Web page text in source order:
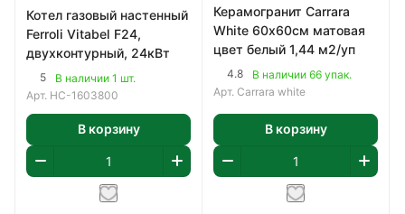
Котел газовый настенный
Ferroli Vitabel F24,
двухконтурный, 24кВт
5
В наличии 1 шт.
Арт. НС-1603800
В корзину
Керамогранит Carrara
White 60х60см матовая
цвет белый 1,44 м2/уп
4.8
В наличии 66 упак.
Арт. Carrara white
В корзину